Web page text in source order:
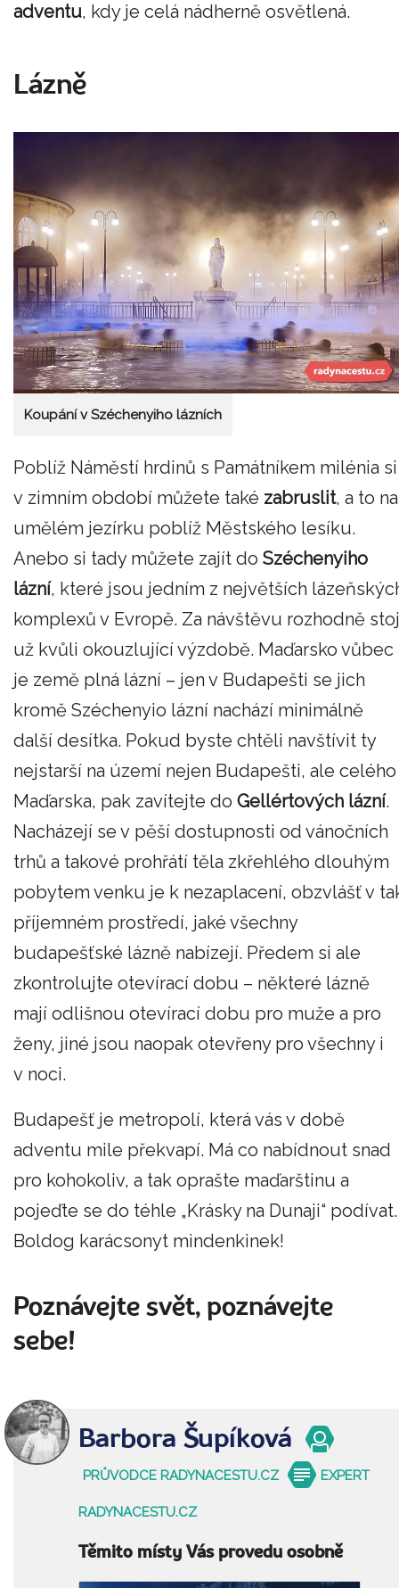
adventu, kdy je celá nádherně osvětlená.
Lázně
Koupání v Széchenyiho lázních
Poblíž Náměstí hrdinů s Památníkem milénia si
v zimním období můžete také zabruslit, a to na
umělém jezírku poblíž Městského lesíku.
Anebo si tady můžete zajít do Széchenyiho
lázní, které jsou jedním z největších
komplexů v Evropě. Za návštěvu rozhodně
už kvůli okouzlující výzdobě. Maďarsko vůbec
je země plná lázní – jen v Budapešti se jich
kromě Széchenyio lázní nachází minimálně
další desítka. Pokud byste chtěli navštívit ty
nejstarší na území nejen Budapešti, ale celého
Maďarska, pak zavítejte do Gellértových lázní.
Nacházejí se v pěší dostupnosti od vánočních
trhů a takové prohřátí těla zkřehlého dlouhým
pobytem venku je k nezaplacení, obzvlášť v
příjemném prostředí, jaké všechny
budapešťské lázně nabízejí. Předem si ale
zkontrolujte otevírací dobu – některé lázně
mají odlišnou otevírací dobu pro muže a pro
ženy, jiné jsou naopak otevřeny pro všechny i
v noci.
Budapešť je metropolí, která vás v době
adventu mile překvapí. Má co nabídnout snad
pro kohokoliv, a tak oprašte maďarštinu a
pojeďte se do téhle „Krásky na Dunaji“ podívat.
Boldog karácsonyt mindenkinek!
Poznávejte svět, poznávejte
sebe!
Barbora Šupíková
PRŮVODCE RADYNACESTU.CZ EXPERT
RADYNACESTU.CZ
Těmito místy Vás provedu osobně